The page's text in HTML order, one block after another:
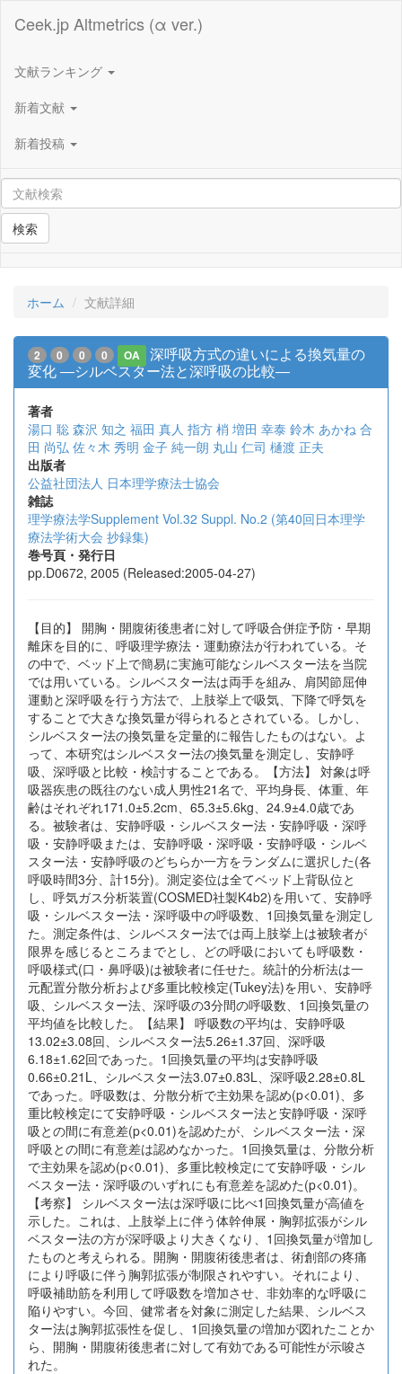
Ceek.jp Altmetrics (α ver.)
文献ランキング
新着文献
新着投稿
検索
ホーム 文献詳細
2 0 0 0 OA
深呼吸方式の違いによる換気量の
変化 ―シルベスター法と深呼吸の比較―
著者
湯口 聡 森沢 知之 福田 真人 指方 梢 増田 幸泰 鈴木 あかね 合
田 尚弘 佐々木 秀明 金子 純一朗 丸山 仁司 樋渡 正夫
出版者
公益社団法人 日本理学療法士協会
雑誌
理学療法学Supplement Vol.32 Suppl. No.2 (第40回日本理学
療法学術大会 抄録集)
巻号頁・発行日
pp.D0672, 2005 (Released:2005-04-27)
【目的】 開胸・開腹術後患者に対して呼吸合併症予防・早期
離床を目的に、呼吸理学療法・運動療法が行われている。そ
の中で、ベッド上で簡易に実施可能なシルベスター法を当院
では用いている。シルベスター法は両手を組み、肩関節屈伸
運動と深呼吸を行う方法で、上肢挙上で吸気、下降で呼気を
することで大きな換気量が得られるとされている。しかし、
シルベスター法の換気量を定量的に報告したものはない。よ
って、本研究はシルベスター法の換気量を測定し、安静呼
吸、深呼吸と比較・検討することである。【方法】 対象は呼
吸器疾患の既往のない成人男性21名で、平均身長、体重、年
齢はそれぞれ171.0±5.2cm、65.3±5.6kg、24.9±4.0歳であ
る。被験者は、安静呼吸・シルベスター法・安静呼吸・深呼
吸・安静呼吸または、安静呼吸・深呼吸・安静呼吸・シルベ
スター法・安静呼吸のどちらか一方をランダムに選択した(各
呼吸時間3分、計15分)。測定姿位は全てベッド上背臥位と
し、呼気ガス分析装置(COSMED社製K4b2)を用いて、安静呼
吸・シルベスター法・深呼吸中の呼吸数、1回換気量を測定し
た。測定条件は、シルベスター法では両上肢挙上は被験者が
限界を感じるところまでとし、どの呼吸においても呼吸数・
呼吸様式(口・鼻呼吸)は被験者に任せた。統計的分析法は一
元配置分散分析および多重比較検定(Tukey法)を用い、安静呼
吸、シルベスター法、深呼吸の3分間の呼吸数、1回換気量の
平均値を比較した。【結果】 呼吸数の平均は、安静呼吸
13.02±3.08回、シルベスター法5.26±1.37回、深呼吸
6.18±1.62回であった。1回換気量の平均は安静呼吸
0.66±0.21L、シルベスター法3.07±0.83L、深呼吸2.28±0.8L
であった。呼吸数は、分散分析で主効果を認め(p<0.01)、多
重比較検定にて安静呼吸・シルベスター法と安静呼吸・深呼
吸との間に有意差(p<0.01)を認めたが、シルベスター法・深
呼吸との間に有意差は認めなかった。1回換気量は、分散分析
で主効果を認め(p<0.01)、多重比較検定にて安静呼吸・シル
ベスター法・深呼吸のいずれにも有意差を認めた(p<0.01)。
【考察】 シルベスター法は深呼吸に比べ1回換気量が高値を
示した。これは、上肢挙上に伴う体幹伸展・胸郭拡張がシル
ベスター法の方が深呼吸より大きくなり、1回換気量が増加し
たものと考えられる。開胸・開腹術後患者は、術創部の疼痛
により呼吸に伴う胸郭拡張が制限されやすい。それにより、
呼吸補助筋を利用して呼吸数を増加させ、非効率的な呼吸に
陥りやすい。今回、健常者を対象に測定した結果、シルベス
ター法は胸郭拡張性を促し、1回換気量の増加が図れたことか
ら、開胸・開腹術後患者に対して有効である可能性が示唆さ
れた。